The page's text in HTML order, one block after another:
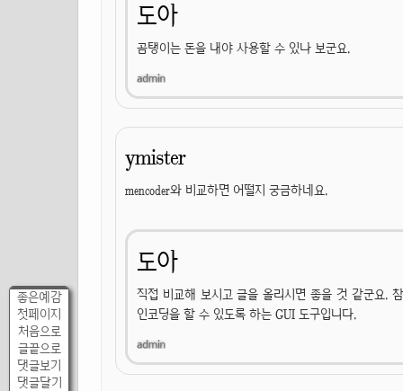
좋은예감
첫페이지
처음으로
글끝으로
댓글보기
댓글달기
도아
곰탱이는 돈을 내야 사용할 수 있나 보군요.
ymister
mencoder와 비교하면 어떨지 궁금하네요.
도아
직접 비교해 보시고 글을 올리시면 좋을 것 같군요.
인코딩을 할 수 있도록 하는 GUI 도구입니다.